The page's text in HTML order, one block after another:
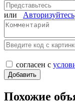
или Авторизуйтесь
согласен с
Похожие